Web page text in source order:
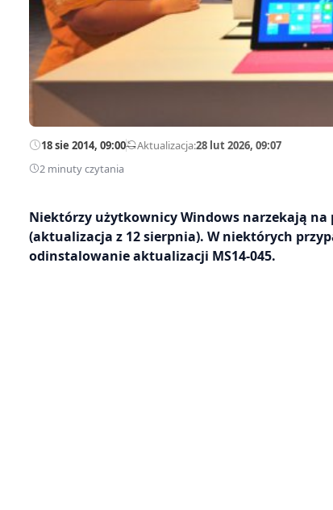
18 sie 2014, 09:00—Aktualizacja:28 lut 2026, 09:07
2 minuty czytania
Niektórzy użytkownicy Windows narzekają na
(aktualizacja z 12 sierpnia). W niektórych
odinstalowanie aktualizacji MS14-045.